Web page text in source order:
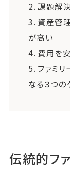
2. 課題解
3. 資産管
が高い
4. 費用を
5. ファミ
なる３つの
伝統的フ